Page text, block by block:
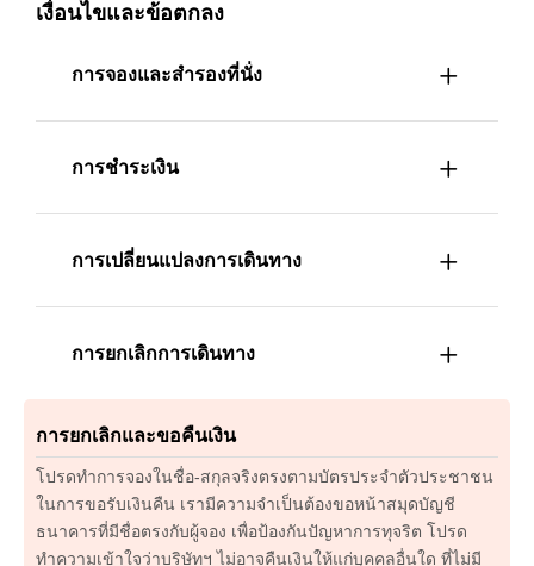
เงื่อนไขและข้อตกลง
การจองและสำรองที่นั่ง
การชำระเงิน
การเปลี่ยนแปลงการเดินทาง
การยกเลิกการเดินทาง
การยกเลิกและขอคืนเงิน
โปรดทำการจองในชื่อ-สกุลจริงตรงตามบัตรประจำตัวประชาชน
ในการขอรับเงินคืน เรามีความจำเป็นต้องขอหน้าสมุดบัญชี
ธนาคารที่มีชื่อตรงกับผู้จอง เพื่อป้องกันปัญหาการทุจริต โปรด
ทำความเข้าใจว่าบริษัทฯ ไม่อาจคืนเงินให้แก่บุคคลอื่นใด ที่ไม่มี